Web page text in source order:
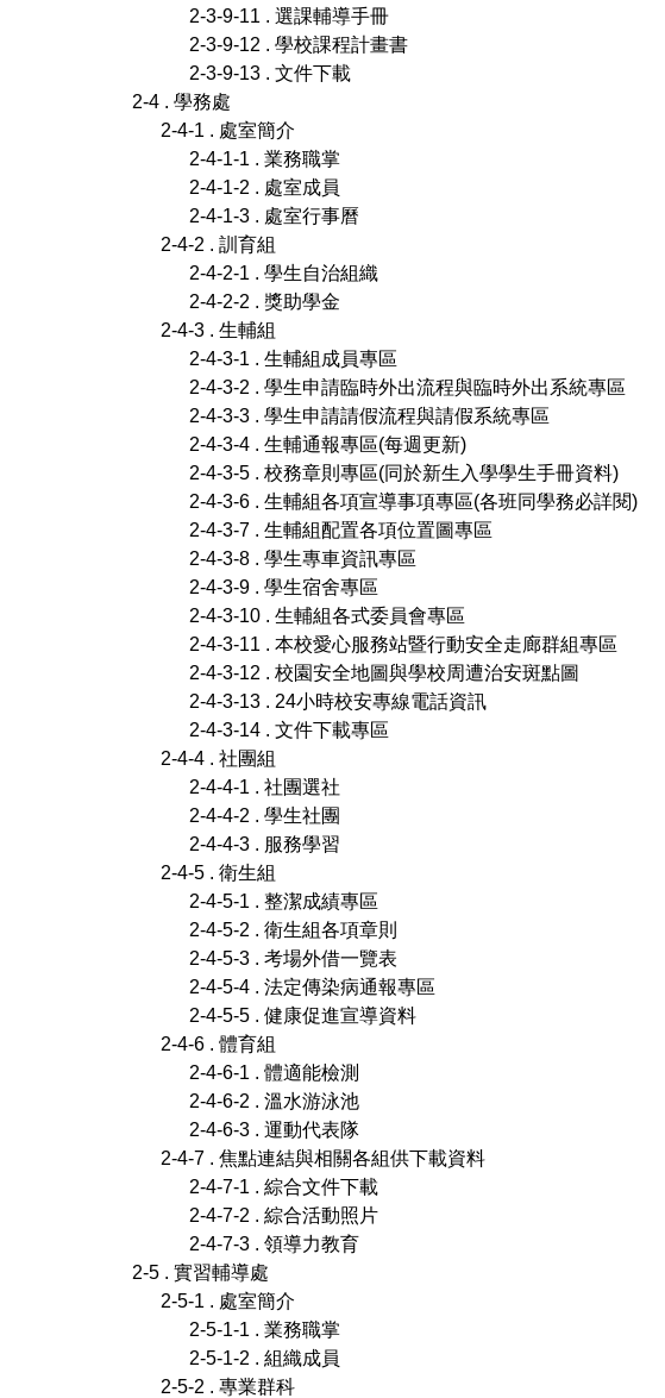
2-3-9-11 . 選課輔導手冊
2-3-9-12 . 學校課程計畫書
2-3-9-13 . 文件下載
2-4 . 學務處
2-4-1 . 處室簡介
2-4-1-1 . 業務職掌
2-4-1-2 . 處室成員
2-4-1-3 . 處室行事曆
2-4-2 . 訓育組
2-4-2-1 . 學生自治組織
2-4-2-2 . 獎助學金
2-4-3 . 生輔組
2-4-3-1 . 生輔組成員專區
2-4-3-2 . 學生申請臨時外出流程與臨時外出系統專區
2-4-3-3 . 學生申請請假流程與請假系統專區
2-4-3-4 . 生輔通報專區(每週更新)
2-4-3-5 . 校務章則專區(同於新生入學學生手冊資料)
2-4-3-6 . 生輔組各項宣導事項專區(各班同學務必詳閱)
2-4-3-7 . 生輔組配置各項位置圖專區
2-4-3-8 . 學生專車資訊專區
2-4-3-9 . 學生宿舍專區
2-4-3-10 . 生輔組各式委員會專區
2-4-3-11 . 本校愛心服務站暨行動安全走廊群組專區
2-4-3-12 . 校園安全地圖與學校周遭治安斑點圖
2-4-3-13 . 24小時校安專線電話資訊
2-4-3-14 . 文件下載專區
2-4-4 . 社團組
2-4-4-1 . 社團選社
2-4-4-2 . 學生社團
2-4-4-3 . 服務學習
2-4-5 . 衛生組
2-4-5-1 . 整潔成績專區
2-4-5-2 . 衛生組各項章則
2-4-5-3 . 考場外借一覽表
2-4-5-4 . 法定傳染病通報專區
2-4-5-5 . 健康促進宣導資料
2-4-6 . 體育組
2-4-6-1 . 體適能檢測
2-4-6-2 . 溫水游泳池
2-4-6-3 . 運動代表隊
2-4-7 . 焦點連結與相關各組供下載資料
2-4-7-1 . 綜合文件下載
2-4-7-2 . 綜合活動照片
2-4-7-3 . 領導力教育
2-5 . 實習輔導處
2-5-1 . 處室簡介
2-5-1-1 . 業務職掌
2-5-1-2 . 組織成員
2-5-2 . 專業群科